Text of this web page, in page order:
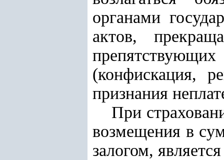
органами
актов,
(конфискация,
признания
При
возмещения в
залогом, является